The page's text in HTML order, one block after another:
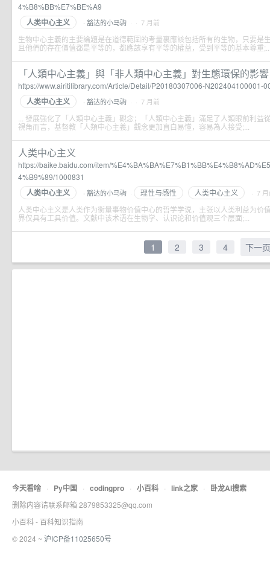
4%B8%BB%E7%BE%A9
人类中心主义 · 豁达的小马驹 · · 7 月前
生物中心主義的主要論題是在道德範圍的考量裏應該包括所有的生物，只要是
且他們的存在價值都是平等的，都應該享有平等的權益，受到平等的基本尊重
「人類中心主義」與「非人類中心主義」對生態環保的影
https://www.airitilibrary.com/Article/Detail/P20180307006-N202404100001-
人类中心主义 · 豁达的小马驹 · · 7 月前
... 發展強化了「人類中心主義」觀念；「人類中心主義」滿足了人類眼前利益
視角而言，基督教「人類中心主義」觀念更加直白易懂，容易為人接受;...
人类中心主义
https://baike.baidu.com/item/
4%B9%89/1000831
人类中心主义 · 豁达的小马驹 · 理性与感性 人类中心主义 · 7
人类中心主义是人类作为衡量事物价值中心的哲学学说，主张以人类利益为价
界仅具有工具价值。文献中该术语在生物学、认识论和价值观三个层面;...
1 2 3 4 下一页
今天看啥 · Py中国 · codingpro · 小百科 · link之家 · 卧龙AI搜索
删除内容请联系邮箱 2879853325@qq.com
小百科 - 百科知识指南
© 2024 ~ 沪ICP备11025650号